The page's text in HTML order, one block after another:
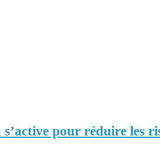
pour réduire les